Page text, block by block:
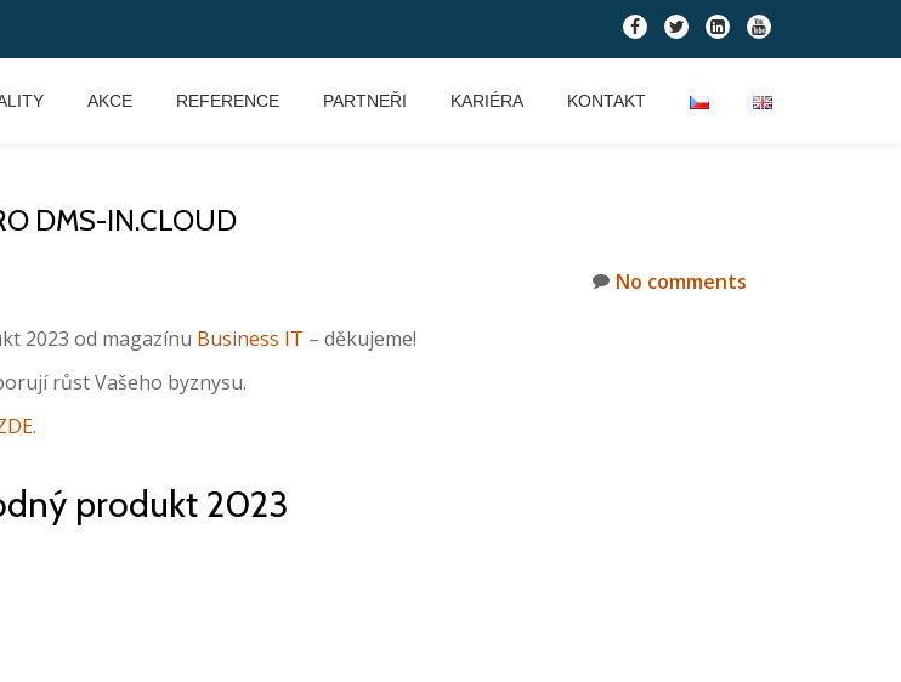
fa-
facebook
fa-
twitter
fa-
linkedin-
square
fa-
youtube
AKCE REFERENCE PARTNEŘI KARIÉRA KONTAKT
DMS-IN.CLOUD
No comments
2023 od magazínu Business IT – děkujeme!
růst Vašeho byznysu.
.
produkt 2023